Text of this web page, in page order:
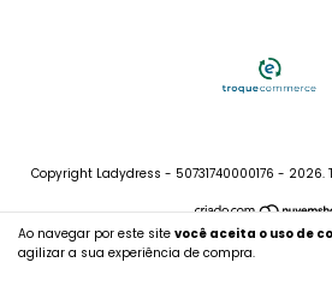
Ao navegar por este site você aceita o uso de
agilizar a sua experiência de compra.
Copyright Ladydress - 50731740000176 - 2026.